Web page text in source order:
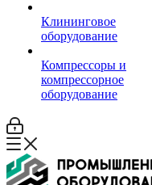
Клининговое
оборудование
Компрессоры и
компрессорное
оборудование